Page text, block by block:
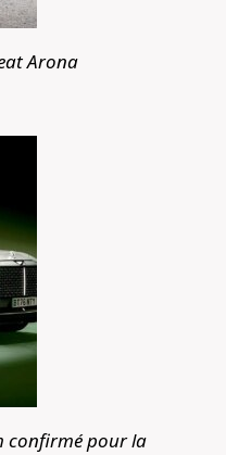
Arona
confirmé pour la